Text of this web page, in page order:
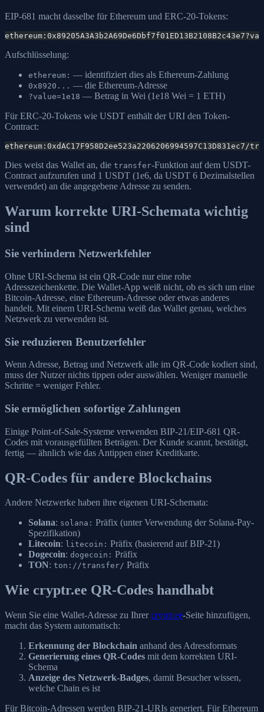
EIP-681 macht dasselbe für Ethereum und ERC-20-Tokens:
Aufschlüsselung:
ethereum: — identifiziert dies als Ethereum-Zahlung
0x8920... — die Ethereum-Adresse
?value=1e18 — Betrag in Wei (1e18 Wei = 1 ETH)
Für ERC-20-Tokens wie USDT enthält der URI den Token-
Contract:
Dies weist das Wallet an, die transfer-Funktion auf dem USDT-
Contract aufzurufen und 1 USDT (1e6, da USDT 6 Dezimalstellen
verwendet) an die angegebene Adresse zu senden.
Warum korrekte URI-Schemata wichtig
sind
Sie verhindern Netzwerkfehler
Ohne URI-Schema ist ein QR-Code nur eine rohe
Adresszeichenkette. Die Wallet-App weiß nicht, ob es sich um eine
Bitcoin-Adresse, eine Ethereum-Adresse oder etwas anderes
handelt. Mit einem URI-Schema weiß das Wallet genau, welches
Netzwerk zu verwenden ist.
Sie reduzieren Benutzerfehler
Wenn Adresse, Betrag und Netzwerk alle im QR-Code kodiert sind,
muss der Nutzer nichts tippen oder auswählen. Weniger manuelle
Schritte = weniger Fehler.
Sie ermöglichen sofortige Zahlungen
Einige Point-of-Sale-Systeme verwenden BIP-21/EIP-681 QR-
Codes mit vorausgefüllten Beträgen. Der Kunde scannt, bestätigt,
fertig — ähnlich wie das Antippen einer Kreditkarte.
QR-Codes für andere Blockchains
Andere Netzwerke haben ihre eigenen URI-Schemata:
Solana: solana: Präfix (unter Verwendung der Solana-Pay-
Spezifikation)
Litecoin: litecoin: Präfix (basierend auf BIP-21)
Dogecoin: dogecoin: Präfix
TON: ton://transfer/ Präfix
Wie cryptr.ee QR-Codes handhabt
Wenn Sie eine Wallet-Adresse zu Ihrercryptr.ee-Seite hinzufügen,
macht das System automatisch:
Erkennung der Blockchain anhand des Adressformats
Generierung eines QR-Codes mit dem korrekten URI-
Schema
Anzeige des Netzwerk-Badges, damit Besucher wissen,
welche Chain es ist
Für Bitcoin-Adressen werden BIP-21-URIs generiert. Für Ethereum